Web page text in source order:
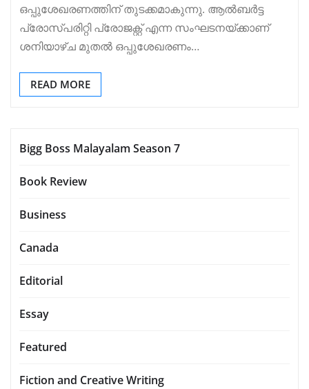
ഒപ്പുശേഖരണത്തിന് തുടക്കമാകുന്നു. ആൽബർട്ട
പ്രോസ്പരിറ്റി പ്രോജക്റ്റ് എന്ന സംഘടനയ്ക്കാണ്
ശനിയാഴ്ച മുതൽ ഒപ്പുശേഖരണം…
READ MORE
Bigg Boss Malayalam Season 7
Book Review
Business
Canada
Editorial
Essay
Featured
Fiction and Creative Writing